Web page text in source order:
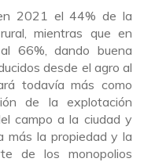
2021 el 44% de la
mientras que en
66%, dando buena
desde el agro al
todavía más como
de la explotación
campo a la ciudad y
más la propiedad y la
de los monopolios